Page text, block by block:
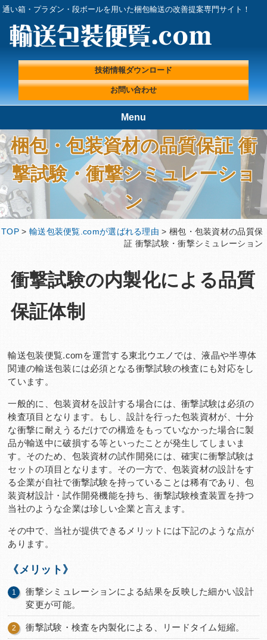
通い箱・プラダン・段ボールを用いた梱包輸送の改善提案専門サイト！
技術情報ダウンロード
お問い合わせ
Menu
TOP
輸送包装便覧.comが選ばれる理
由
輸送包装実績
輸送包装プロフェッショナルに
よる『輸送包装・梱包 改善ラ
ボ』
輸送包装便覧の取扱製品 輸送包装エンジニアコラム
技術情報ダウンロード
Q&A お問い合わせ
梱包・包装資材の品質保証 衝
撃試験・衝撃シミュレーショ
ン
TOP > 輸送包装便覧.comが選ばれる理由 > 梱包・包装資材の品質保
証 衝撃試験・衝撃シミュレーション
衝撃試験の内製化による品質
保証体制
輸送包装便覧.comを運営する東北ウエノでは、液晶や半導体
関連の輸送包装には必須となる衝撃試験の検査にも対応をし
ています。
一般的に、包装資材を設計する場合には、衝撃試験は必須の
検査項目となります。もし、設計を行った包装資材が、十分
な衝撃に耐えうるだけでの構造をもっていなかった場合に製
品が輸送中に破損する等といったことが発生してしまいま
す。そのため、包装資材の試作開発には、確実に衝撃試験は
セットの項目となります。その一方で、包装資材の設計をす
る企業が自社で衝撃試験を持っていることは稀有であり、包
装資材設計・試作開発機能を持ち、衝撃試験検査装置を持つ
当社のような企業は珍しい企業と言えます。
その中で、当社が提供できるメリットには下記のような点が
あります。
《メリット》
衝撃シミュレーションによる結果を反映した細かい設計
変更が可能。
衝撃試験・検査を内製化による、リードタイム短縮。